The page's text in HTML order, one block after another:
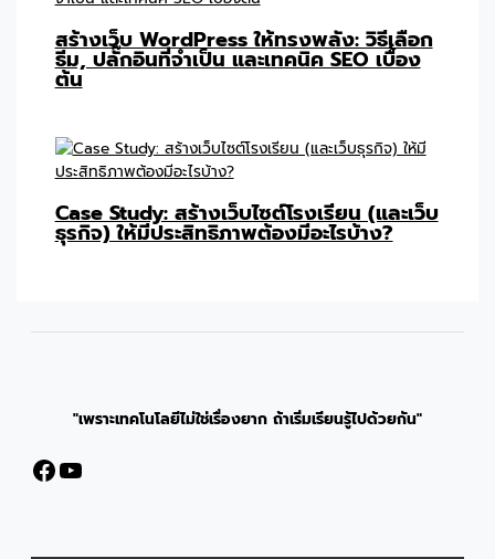
สร้างเว็บ WordPress ให้ทรงพลัง: วิธีเลือก
ธีม, ปลั๊กอินที่จำเป็น และเทคนิค SEO เบื้อง
ต้น
Case Study: สร้างเว็บไซต์โรงเรียน (และเว็บ
ธุรกิจ) ให้มีประสิทธิภาพต้องมีอะไรบ้าง?
"เพราะเทคโนโลยีไม่ใช่เรื่องยาก ถ้าเริ่มเรียนรู้ไปด้วยกัน"
Facebook
YouTube